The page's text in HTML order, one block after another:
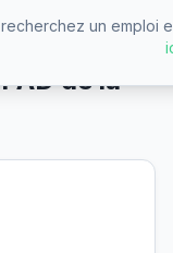
de la
un emploi